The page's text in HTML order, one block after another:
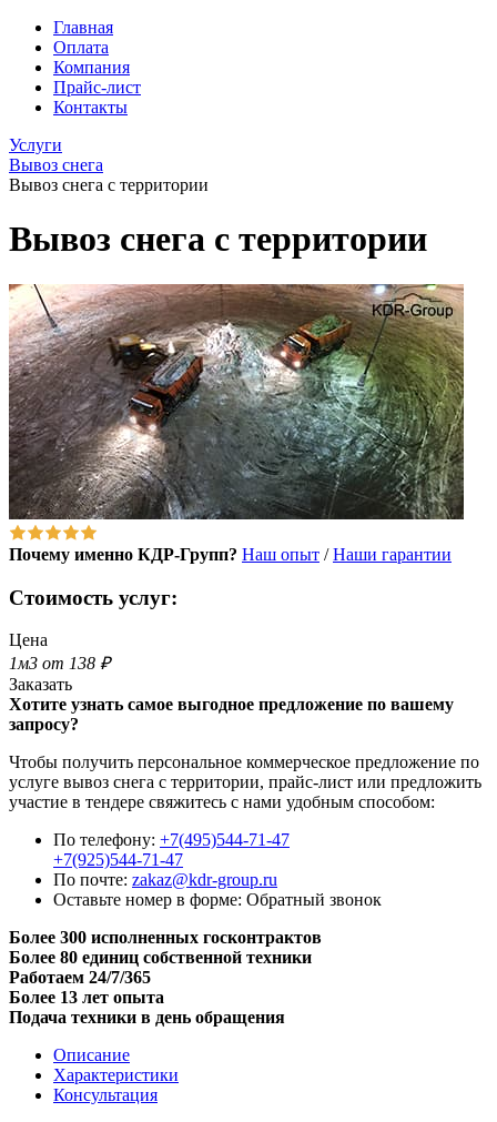
Главная
Оплата
Компания
Прайс-лист
Контакты
Услуги
Вывоз снега
Вывоз снега с территории
Вывоз снега с территории
Почему именно КДР-Групп? Наш опыт /Наши гарантии
Стоимость услуг:
Цена
1м3 от 138 ₽
Заказать
Хотите узнать самое выгодное предложение по вашему
запросу?
Чтобы получить персональное коммерческое предложение по
услуге вывоз снега с территории, прайс-лист или предложить
участие в тендере свяжитесь с нами удобным способом:
По телефону: +7(495)544-71-47
+7(925)544-71-47
По почте: zakaz@kdr-group.ru
Оставьте номер в форме: Обратный звонок
Более 300 исполненных госконтрактов
Более 80 единиц собственной техники
Работаем 24/7/365
Более 13 лет опыта
Подача техники в день обращения
Описание
Характеристики
Консультация